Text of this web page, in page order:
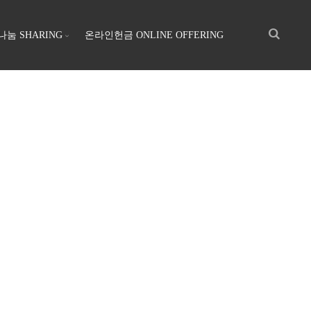
눔 SHARING 온라인헌금 ONLINE OFFERING